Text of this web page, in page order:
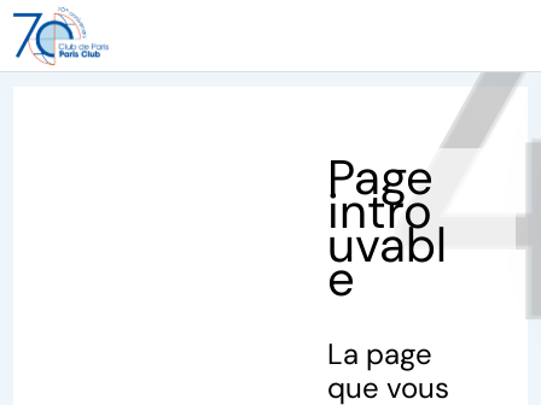
Page
intro
uvabl
e
La page
que vous